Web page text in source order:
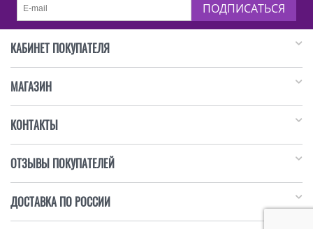
ПОДПИСАТЬСЯ
КАБИНЕТ ПОКУПАТЕЛЯ
МАГАЗИН
КОНТАКТЫ
ОТЗЫВЫ ПОКУПАТЕЛЕЙ
ДОСТАВКА ПО РОССИИ